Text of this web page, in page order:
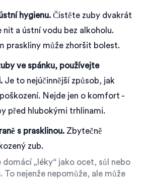
hygienu. Čistěte zuby dvakrát
nit a ústní vodu bez alkoholu.
praskliny může zhoršit bolest.
ve spánku, používejte
Je to nejúčinnější způsob, jak
Nejde jen o komfort -
před hlubokými trhlinami.
s prasklinou. Zbytečně
zub.
„léky“ jako ocet, sůl nebo
To nejenže nepomůže, ale může